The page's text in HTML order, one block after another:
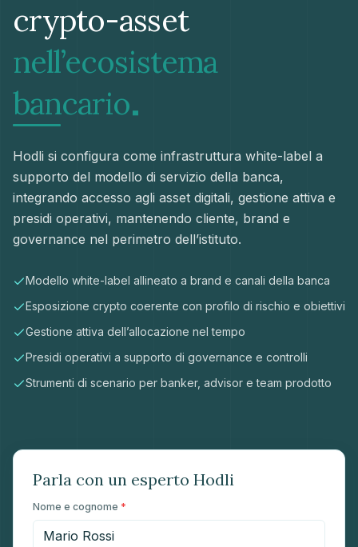
crypto-asset
nell’ecosistema
bancario .
Hodli si configura come infrastruttura white-label a
supporto del modello di servizio della banca,
integrando accesso agli asset digitali, gestione attiva e
presidi operativi, mantenendo cliente, brand e
governance nel perimetro dell’istituto.
Modello white-label allineato a brand e canali della banca
Esposizione crypto coerente con profilo di rischio e obiettivi
Gestione attiva dell’allocazione nel tempo
Presidi operativi a supporto di governance e controlli
Strumenti di scenario per banker, advisor e team prodotto
Parla con un esperto Hodli
Nome e cognome *